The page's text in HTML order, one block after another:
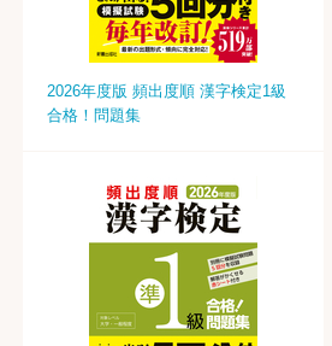
2026年度版 頻出度順 漢字検定1級
合格！問題集